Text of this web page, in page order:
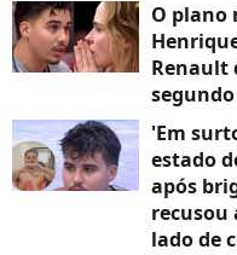
O plano
Renault
'Em
estado
após
recusou
lado de